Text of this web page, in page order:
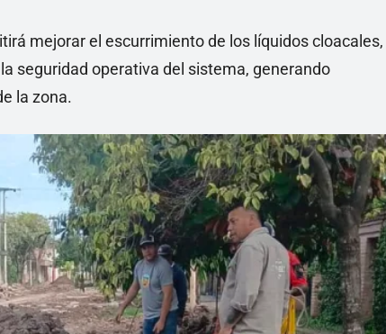
mejorar el escurrimiento de los líquidos cloacales,
seguridad operativa del sistema, generando
la zona.